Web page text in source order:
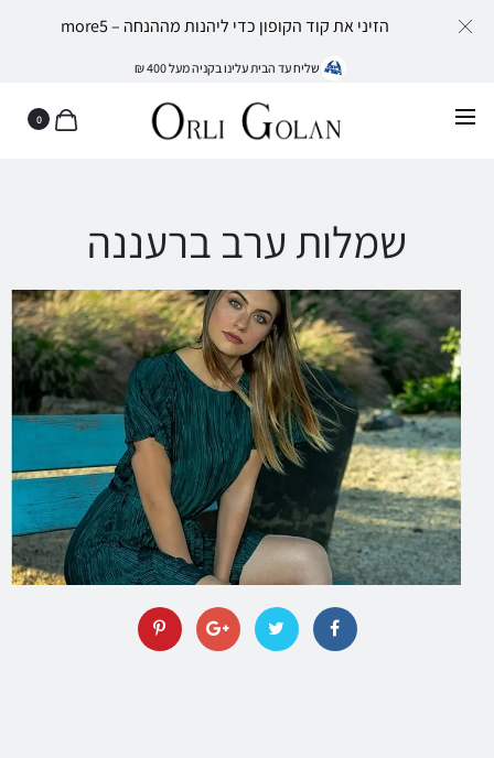
שליח עד הבית עלינו בקניה מעל 400 ₪
0
שמלות ערב ברעננה
הזיני את קוד הקופון כדי ליהנות מההנחה – more5